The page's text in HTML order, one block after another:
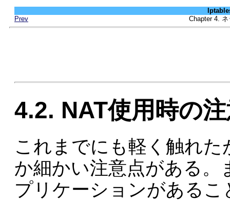
Prev
Chapter 4.
4.2. NAT使用時の
これまでにも軽く触れた
か細かい注意点がある。
プリケーションがある